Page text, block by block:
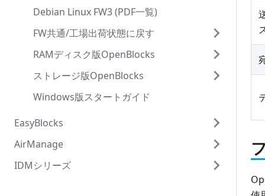
IoTデータ制御ツールログ
その他GATTやRS232Cなど
MQTTサーバー
TCPサーバー
ユニックスドメインソケット
CSVデータ送信機能
ファイル送信機能
OpenBlocks WEB UI用API
PD Handler LVSMC
PD Handler HVSMC
PD Handler HVSMC(双方向対応)
PD Handler Modbus
PD Handler Modbus 2
参考ページ
デバイス設定(ユーザー定義)
IoTデータ制御ツールログ
その他GATTやRS232Cなど
SoftBank スマ可視専用クラウド
KDDI IoT クラウド Standard
PHオリジナルWEBサーバー
WEBサーバー
MQTTサーバー
PDHMSの調整
CSVデータ送信機能
ファイル送信機能
OpenBlocks WEB UI用API
PD Handler UART
PD Handler LVSMC
PD Handler HVSMC
PD Handler HVSMC(双方向対応)
PD Handler Modbus
参考ページ
動作確認
参考ページ
Wi-SUN Bルート情報送信設定
Modbusクライアント設定
Modbusサーバー設定
Modbus2クライアント設定
Modbus2サーバー設定
デバイス設定(ユーザー定義)
低圧スマートメーター
高圧スマートメーター
Modbus PLC
ミスター省エネ
DEXPF[Websocket]
MS Azure IoT Hub
MS Azure IoT Hub[Websocket]
AWS IoT
AWS IoT[Websocket]
MS Azure Event hubs
Modbusの下流方向制御
Modbusクライアント
Modbusサーバー
Modbus2
Modbus2クライアント
Modbus2サーバー
ミスター省エネSW4x
高圧スマートメーター下流方向制御
PD Agent
カスタマイズ
カスタムデータ収集アプリ
下流方向制御アプリ
自作アプリの起動・停止制御
deb パッケージ
PD Broker
PDHMS リファレンス
索引
共通事項
PD Repeater
PD Handler BLE
ノード操作サンプル
EnOceanデータをIoT Hubへ送信
はじめに
IoT Hubの設定
OpenBlocks IoTの設定
動作確認
BLEデータをAWS IoTへ送信
はじめに
AWS IoT Coreの設定
OpenBlocks IoTの設定
CO2データをMQTTサーバーへ送信
はじめに
MQTTサーバーの準備
参考ページ
Debian Linux FW3 (PDF一覧)
FW共通/工場出荷状態に戻す
ファクトリーリセット
RAMディスク版OpenBlocks
Debianモデル(RAMディスク版)
OpenBlocks IX9 Debian搭載モデル向け
OpenBlocks HX1 Debian搭載モデル向け
ストレージ版OpenBlocks
Debianモデル(ストレージ版)
OpenBlocks A16 Debian搭載モデル向け
Windows版スタートガイド
EasyBlocks
EasyBlocks DHCP
EasyBlocks Syslog
AirManage
はじめに
IDMシリーズ